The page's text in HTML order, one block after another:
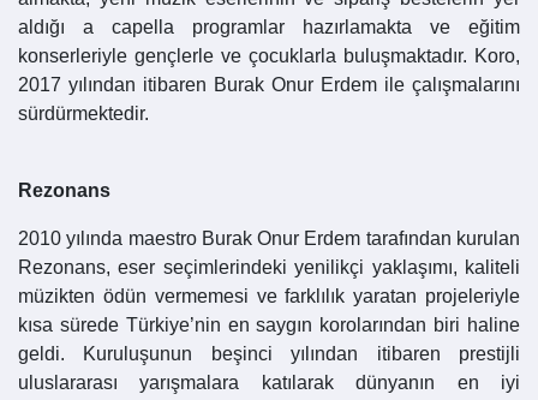
aldığı a capella programlar hazırlamakta ve eğitim
konserleriyle gençlerle ve çocuklarla buluşmaktadır. Koro,
2017 yılından itibaren Burak Onur Erdem ile çalışmalarını
sürdürmektedir.
Rezonans
2010 yılında maestro Burak Onur Erdem tarafından kurulan
Rezonans, eser seçimlerindeki yenilikçi yaklaşımı, kaliteli
müzikten ödün vermemesi ve farklılık yaratan projeleriyle
kısa sürede Türkiye’nin en saygın korolarından biri haline
geldi. Kuruluşunun beşinci yılından itibaren prestijli
uluslararası yarışmalara katılarak dünyanın en iyi